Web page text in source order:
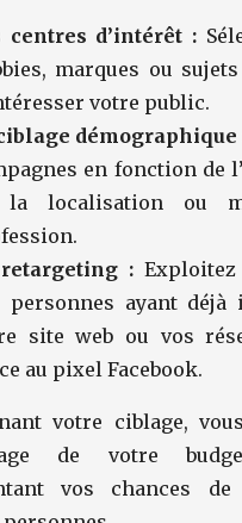
centres d’intérêt :
marques ou
votre public.
démographique
en fonction de
la localisation ou
:
personnes ayant déjà
site web ou vos
au pixel Facebook.
votre ciblage,
de votre
vos chances